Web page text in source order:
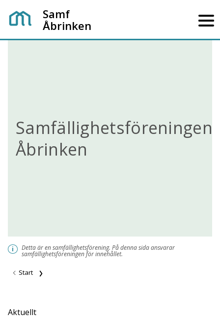
Samf
Åbrinken
Samfällighetsföreningen
Åbrinken
i Detta är en samfällighetsförening. På denna sida ansvarar
samfällighetsföreningen för innehållet.
Start
Aktuellt